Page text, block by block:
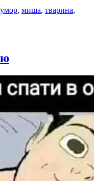
, миша, тварина,